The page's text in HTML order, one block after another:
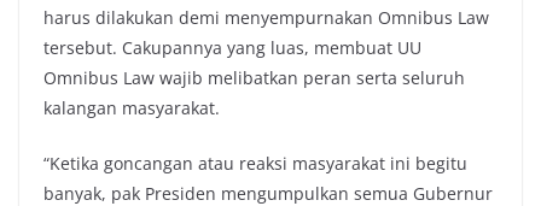
harus dilakukan demi menyempurnakan Omnibus Law
tersebut. Cakupannya yang luas, membuat UU
Omnibus Law wajib melibatkan peran serta seluruh
kalangan masyarakat.
“Ketika goncangan atau reaksi masyarakat ini begitu
banyak, pak Presiden mengumpulkan semua Gubernur